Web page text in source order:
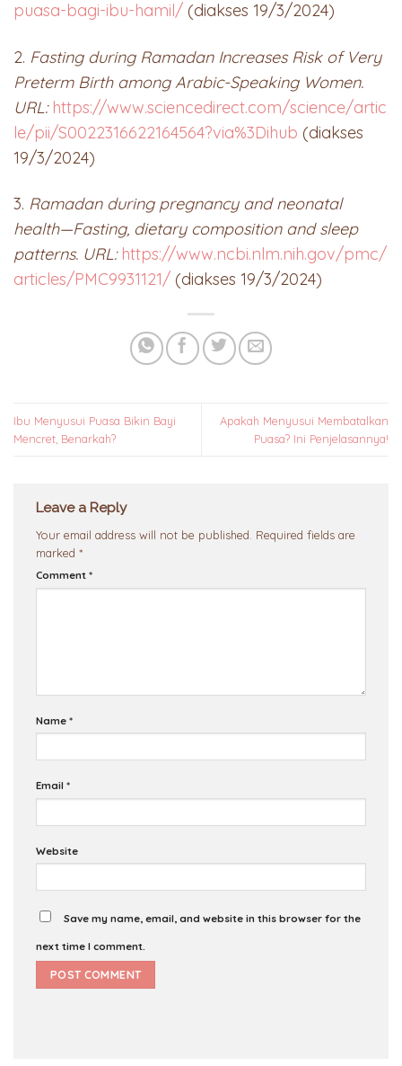
puasa-bagi-ibu-hamil/ (diakses 19/3/2024)
2. Fasting during Ramadan Increases Risk of Very
Preterm Birth among Arabic-Speaking Women.
URL: https://www.sciencedirect.com/science/artic
le/pii/S0022316622164564?via%3Dihub (diakses
19/3/2024)
3. Ramadan during pregnancy and neonatal
health—Fasting, dietary composition and sleep
patterns. URL: https://www.ncbi.nlm.nih.gov/pmc/
articles/PMC9931121/ (diakses 19/3/2024)
Ibu Menyusui Puasa Bikin Bayi
Mencret, Benarkah?
Apakah Menyusui Membatalkan
Puasa? Ini Penjelasannya!
Leave a Reply
Your email address will not be published. Required fields are
marked *
Comment *
Name *
Email *
Website
Save my name, email, and website in this browser for the
next time I comment.